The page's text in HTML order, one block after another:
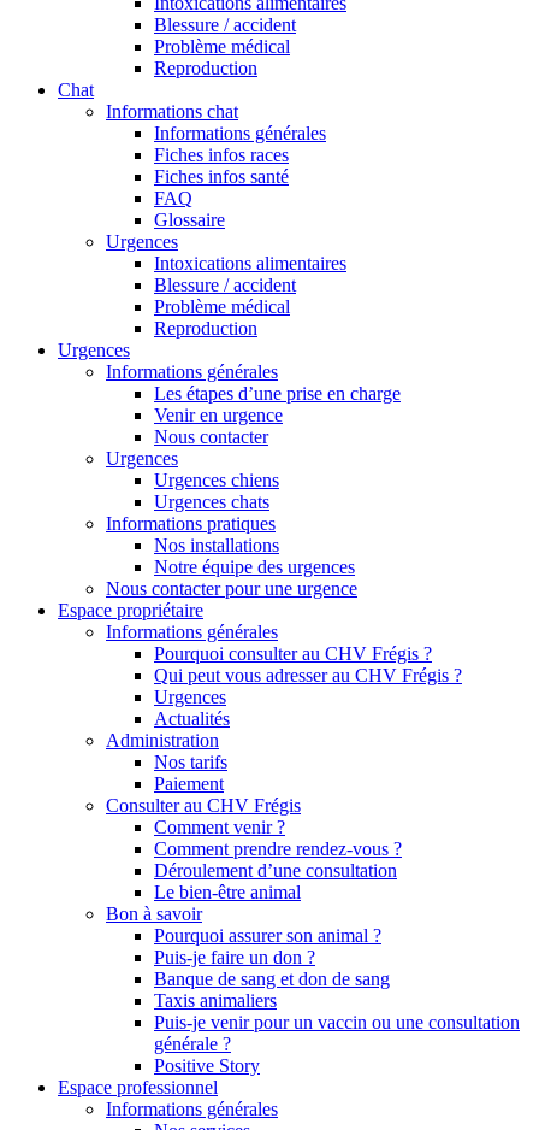
Blessure / accident
Problème médical
Reproduction
Chat
Informations chat
Informations générales
Fiches infos races
Fiches infos santé
FAQ
Glossaire
Urgences
Intoxications alimentaires
Blessure / accident
Problème médical
Reproduction
Urgences
Informations générales
Les étapes d’une prise en charge
Venir en urgence
Nous contacter
Urgences
Urgences chiens
Urgences chats
Informations pratiques
Nos installations
Notre équipe des urgences
Nous contacter pour une urgence
Espace propriétaire
Informations générales
Pourquoi consulter au CHV Frégis ?
Qui peut vous adresser au CHV Frégis ?
Urgences
Actualités
Administration
Nos tarifs
Paiement
Consulter au CHV Frégis
Comment venir ?
Comment prendre rendez-vous ?
Déroulement d’une consultation
Le bien-être animal
Bon à savoir
Pourquoi assurer son animal ?
Puis-je faire un don ?
Banque de sang et don de sang
Taxis animaliers
Puis-je venir pour un vaccin ou une consultation
générale ?
Positive Story
Espace professionnel
Informations générales